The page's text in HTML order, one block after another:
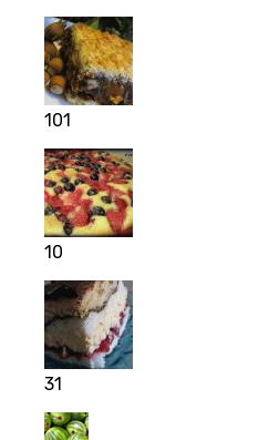
101
10
31